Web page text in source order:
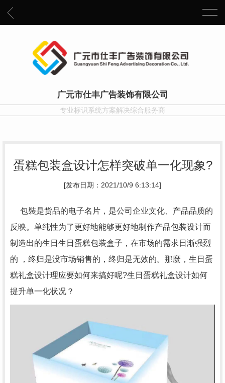
广元市仕丰广告装饰有限公司
专业标识系统方案解决综合服务商
蛋糕包装盒设计怎样突破单一化现象?
[发布日期：2021/10/9 6:13:14]
包裝是货品的电子名片，是公司企业文化、产品品质的
反映。单纯性为了更好地能够更好地制作产品包装设计而
制造出的生日生日蛋糕包装盒子，在市场的需求日渐强烈
的 ，终归是没市场销售的，终归是无效的。那麼，生日蛋
糕礼盒设计理应要如何来搞好呢?生日蛋糕礼盒设计如何
提升单一化状况？